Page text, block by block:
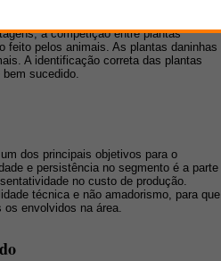
capim em virtude da competição por
a competição entre plantas
feito pelos animais. As plantas daninhas
A identificação correta das plantas
sucedido.
dos principais objetivos para o
e persistência no segmento é a parte
no custo de produção.
técnica e não amadorismo, para que
os envolvidos na área.